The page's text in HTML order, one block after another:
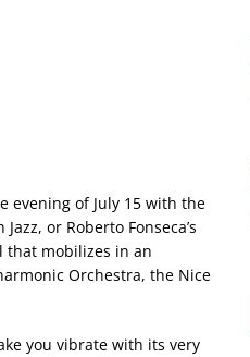
evening of July 15 with the
or Roberto Fonseca’s
that mobilizes in an
Orchestra, the Nice
you vibrate with its very